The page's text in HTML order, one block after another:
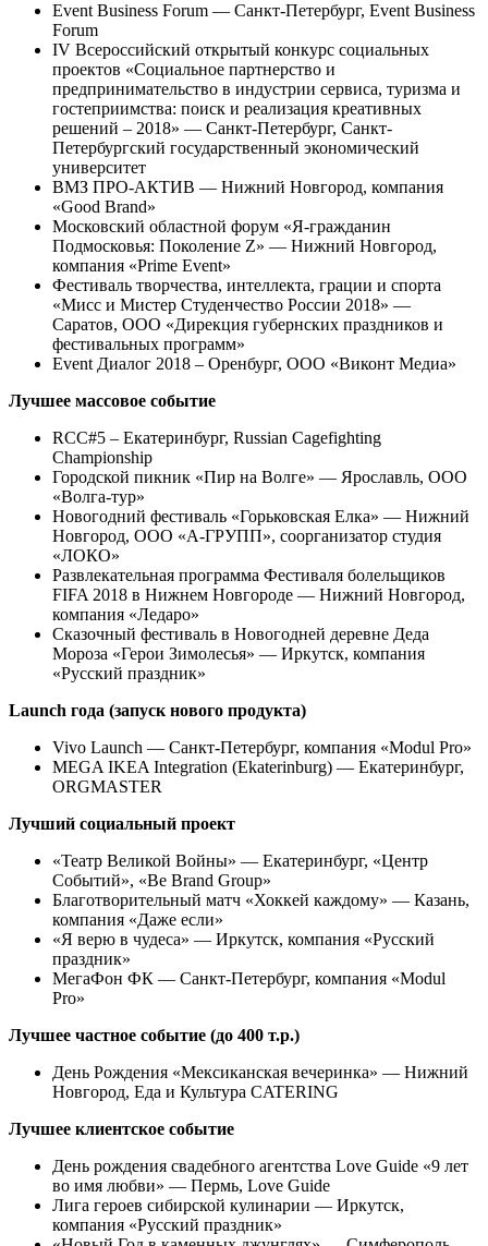
Event Business Forum — Санкт-Петербург, Event Business
Forum
IV Всероссийский открытый конкурс социальных
проектов «Социальное партнерство и
предпринимательство в индустрии сервиса, туризма и
гостеприимства: поиск и реализация креативных
решений – 2018» — Санкт-Петербург, Санкт-
Петербургский государственный экономический
университет
ВМЗ ПРО-АКТИВ — Нижний Новгород, компания
«Good Brand»
Московский областной форум «Я-гражданин
Подмосковья: Поколение Z» — Нижний Новгород,
компания «Prime Event»
Фестиваль творчества, интеллекта, грации и спорта
«Мисс и Мистер Студенчество России 2018» —
Саратов, ООО «Дирекция губернских праздников и
фестивальных программ»
Event Диалог 2018 – Оренбург, ООО «Виконт Медиа»
Лучшее массовое событие
RCC#5 – Екатеринбург, Russian Cagefighting
Championship
Городской пикник «Пир на Волге» — Ярославль, ООО
«Волга-тур»
Новогодний фестиваль «Горьковская Елка» — Нижний
Новгород, ООО «А-ГРУПП», соорганизатор студия
«ЛОКО»
Развлекательная программа Фестиваля болельщиков
FIFA 2018 в Нижнем Новгороде — Нижний Новгород,
компания «Ледаро»
Сказочный фестиваль в Новогодней деревне Деда
Мороза «Герои Зимолесья» — Иркутск, компания
«Русский праздник»
Launch года (запуск нового продукта)
Vivo Launch — Санкт-Петербург, компания «Modul Pro»
MEGA IKEA Integration (Ekaterinburg) — Екатеринбург,
ORGMASTER
Лучший социальный проект
«Театр Великой Войны» — Екатеринбург, «Центр
Событий», «Be Brand Group»
Благотворительный матч «Хоккей каждому» — Казань,
компания «Даже если»
«Я верю в чудеса» — Иркутск, компания «Русский
праздник»
МегаФон ФК — Санкт-Петербург, компания «Modul
Pro»
Лучшее частное событие (до 400 т.р.)
День Рождения «Мексиканская вечеринка» — Нижний
Новгород, Еда и Культура CATERING
Лучшее клиентское событие
День рождения свадебного агентства Love Guide «9 лет
во имя любви» — Пермь, Love Guide
Лига героев сибирской кулинарии — Иркутск,
компания «Русский праздник»